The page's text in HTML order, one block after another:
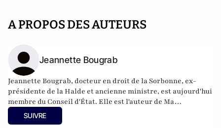
A PROPOS DES AUTEURS
Jeannette Bougrab
Jeannette Bougrab, docteur en droit de la Sorbonne, ex-
présidente de la Halde et ancienne ministre, est aujourd'hui
membre du Conseil d'État. Elle est l'auteur de Ma
République se meurt, Maudites et Lettre d'exil qui ont
rencontré un grand succès en librairie.
SUIVRE